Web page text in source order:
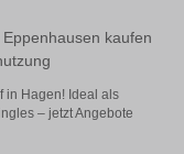
kaufen
in Hagen! Ideal als
– jetzt Angebote